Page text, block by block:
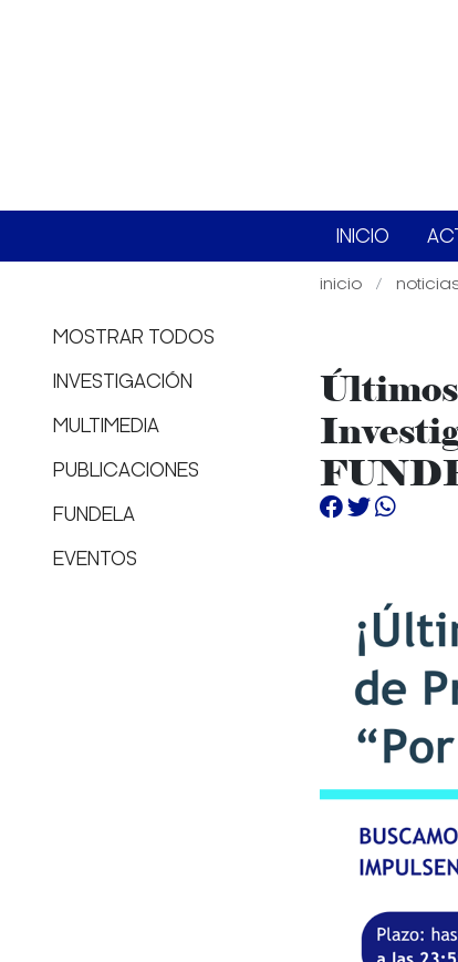
INICIO
inicio
MOSTRAR TODOS
INVESTIGACIÓN
MULTIMEDIA
PUBLICACIONES
FUNDELA
EVENTOS